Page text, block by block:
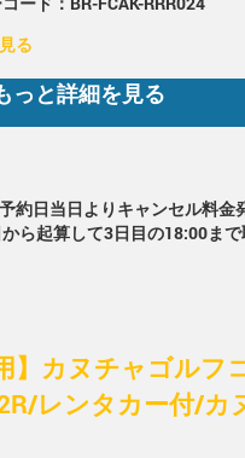
る
っと詳細を見る
予約日当日よりキャンセル料金
ら起算して3日目の18:00ま
】カヌチャゴルフ
レンタカー付/カ